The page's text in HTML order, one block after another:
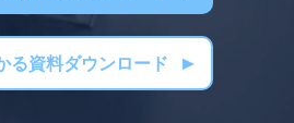
る資料ダウンロード